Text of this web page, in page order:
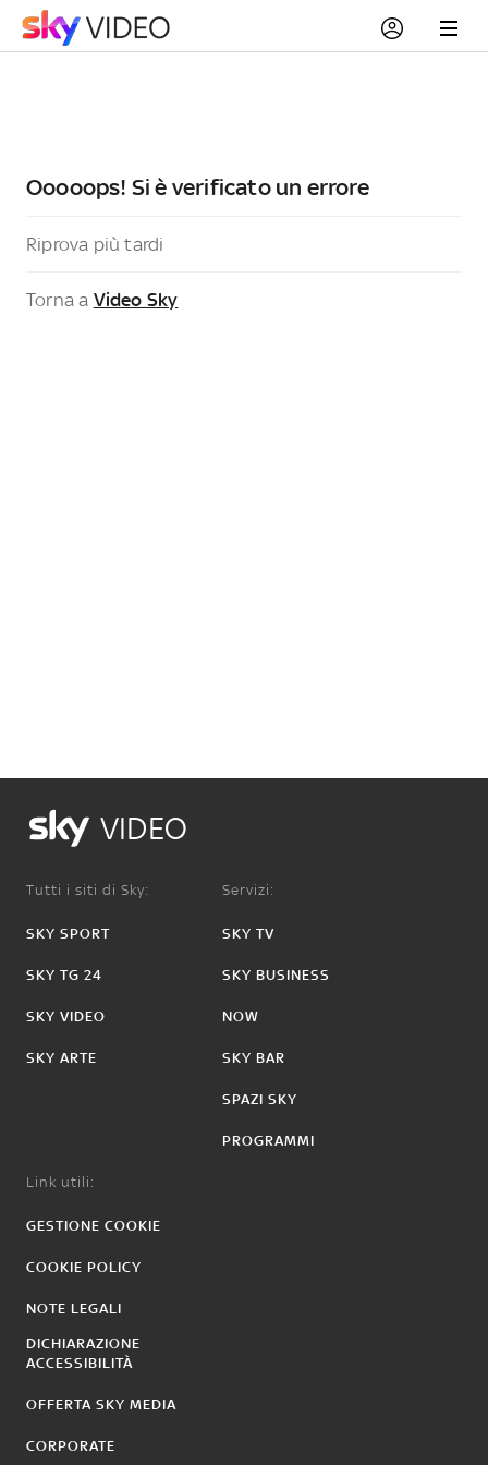
Ooooops! Si è verificato un errore
Riprova più tardi
Torna a Video Sky
VIDEO
Tutti i siti di Sky:
SKY SPORT
SKY TG 24
SKY VIDEO
SKY ARTE
Servizi:
SKY TV
SKY BUSINESS
NOW
SKY BAR
SPAZI SKY
PROGRAMMI
Link utili:
GESTIONE COOKIE
COOKIE POLICY
NOTE LEGALI
DICHIARAZIONE
ACCESSIBILITÀ
OFFERTA SKY MEDIA
CORPORATE